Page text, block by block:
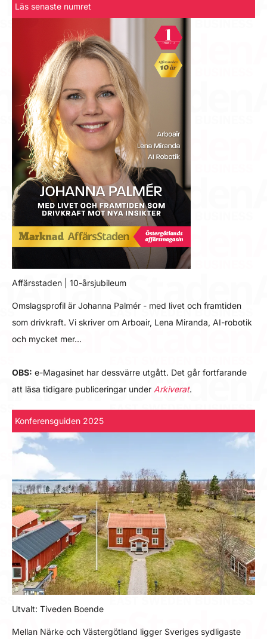
Läs senaste numret
Affärsstaden | 10-årsjubileum
Omslagsprofil är Johanna Palmér - med livet och framtiden
som drivkraft. Vi skriver om Arboair, Lena Miranda, AI-robotik
och mycket mer…
OBS: e-Magasinet har dessvärre utgått. Det går fortfarande
att läsa tidigare publiceringar under Arkiverat.
Konferensguiden 2025
Utvalt: Tiveden Boende
Mellan Närke och Västergötland ligger Sveriges sydligaste